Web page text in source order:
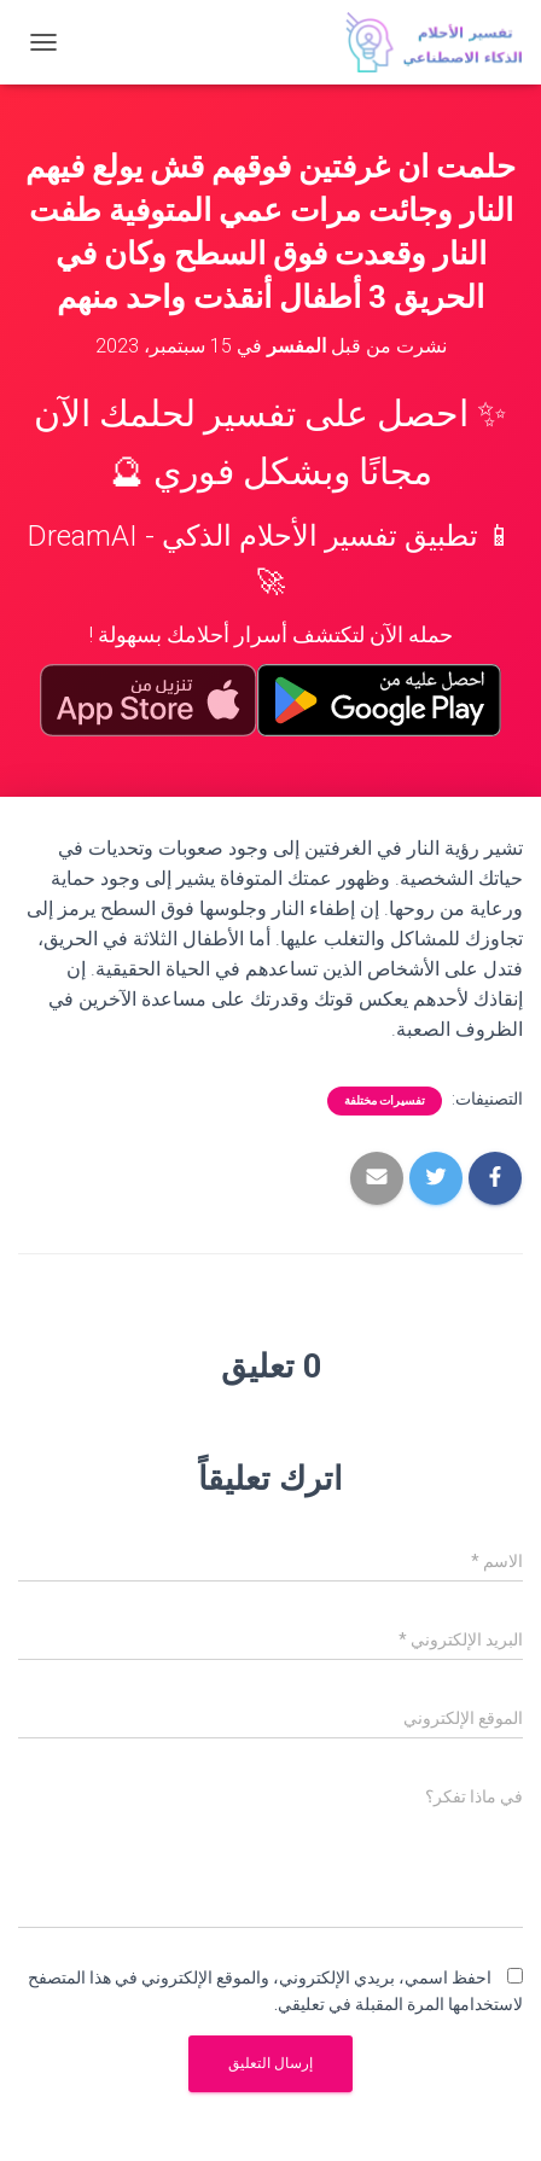
ب
ا
ت
حلمت ان غرفتين فوقهم قش يولع فيهم
النار وجائت مرات عمي المتوفية طفت
النار وقعدت فوق السطح وكان في
الحريق 3 أطفال أنقذت واحد منهم
نشرت من قبلالمفسر في 15 سبتمبر، 2023
✨ احصل على تفسير لحلمك الآن
مجانًا وبشكل فوري 🔮
📱 تطبيق تفسير الأحلام الذكي - DreamAI
🚀
حمله الآن لتكتشف أسرار أحلامك بسهولة !
تشير رؤية النار في الغرفتين إلى وجود صعوبات وتحديات في
حياتك الشخصية. وظهور عمتك المتوفاة يشير إلى وجود حماية
ورعاية من روحها. إن إطفاء النار وجلوسها فوق السطح يرمز إلى
تجاوزك للمشاكل والتغلب عليها. أما الأطفال الثلاثة في الحريق،
فتدل على الأشخاص الذين تساعدهم في الحياة الحقيقية. إن
إنقاذك لأحدهم يعكس قوتك وقدرتك على مساعدة الآخرين في
الظروف الصعبة.
التصنيفات: تفسيرات مختلفة
0 تعليق
اترك تعليقاً
الاسم *
البريد الإلكتروني *
الموقع الإلكتروني
في ماذا تفكر؟
احفظ اسمي، بريدي الإلكتروني، والموقع الإلكتروني في هذا المتصفح
لاستخدامها المرة المقبلة في تعليقي.